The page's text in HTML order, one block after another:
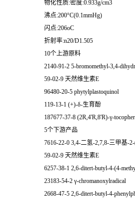
物化性质:密度:0.933g/cm3
沸点:200°C(0.1mmHg)
闪点:206oC
折射率:n20/D1.505
10个上游原料
2140-91-2 5-bromomethyl-3,4-
59-02-9 天然维生素E
96480-20-5 phytylplastoquinol
119-13-1 (+)-δ-生育酚
187677-37-8 (2R,4'R,8'R)-γ-
5个下游产品
7616-22-0 3,4-二氢-2,7,8-三甲基-
59-02-9 天然维生素E
6257-38-1 2,6-ditert-butyl-4-(4-
23183-54-2 γ-chromanoxylradical
2668-47-5 2,6-ditert-butyl-4-